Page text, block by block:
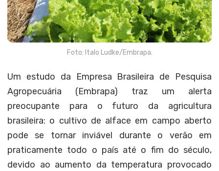
Foto: Italo Ludke/Embrapa.
Um estudo da Empresa Brasileira de Pesquisa
Agropecuária (Embrapa) traz um alerta
preocupante para o futuro da agricultura
brasileira: o cultivo de alface em campo aberto
pode se tornar inviável durante o verão em
praticamente todo o país até o fim do século,
devido ao aumento da temperatura provocado